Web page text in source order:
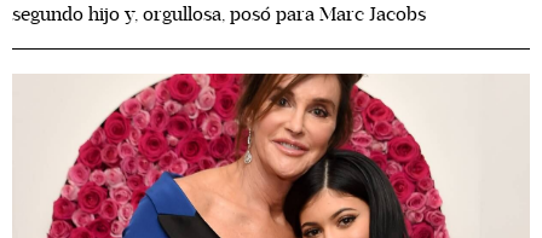
segundo hijo y, orgullosa, posó para Marc Jacobs